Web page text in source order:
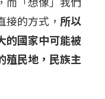
的方式， 所以
的國家中可能被
殖民地，民族主